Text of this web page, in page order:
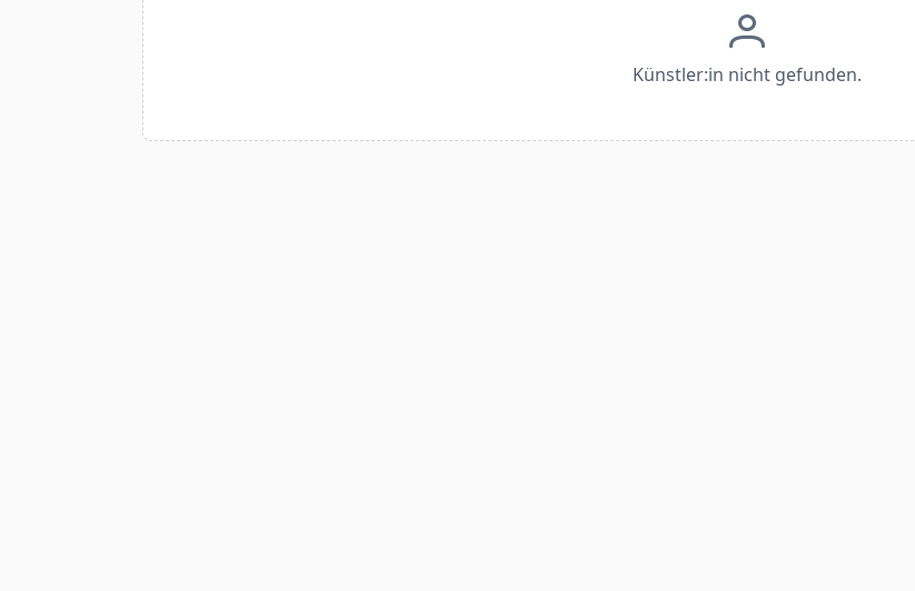
Künstler:in nicht gefunden.